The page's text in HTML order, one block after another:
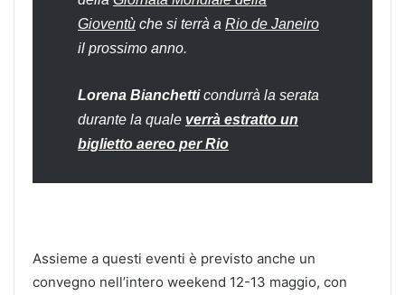
Gioventù che si terrà a Rio de Janeiro
il prossimo anno.
Lorena Bianchetticondurrà la serata
durante la quale verrà estratto un
biglietto aereo per Rio
Assieme a questi eventi è previsto anche un
convegno nell’intero weekend 12-13 maggio, con